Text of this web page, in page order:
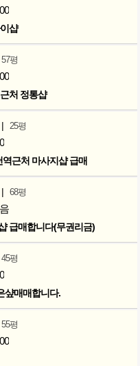
샵
57평
처 정통샵
| 25평
근처 마사지샵 급매
| 68평
급매합니다(무권리금)
45평
샾매매합니다.
55평